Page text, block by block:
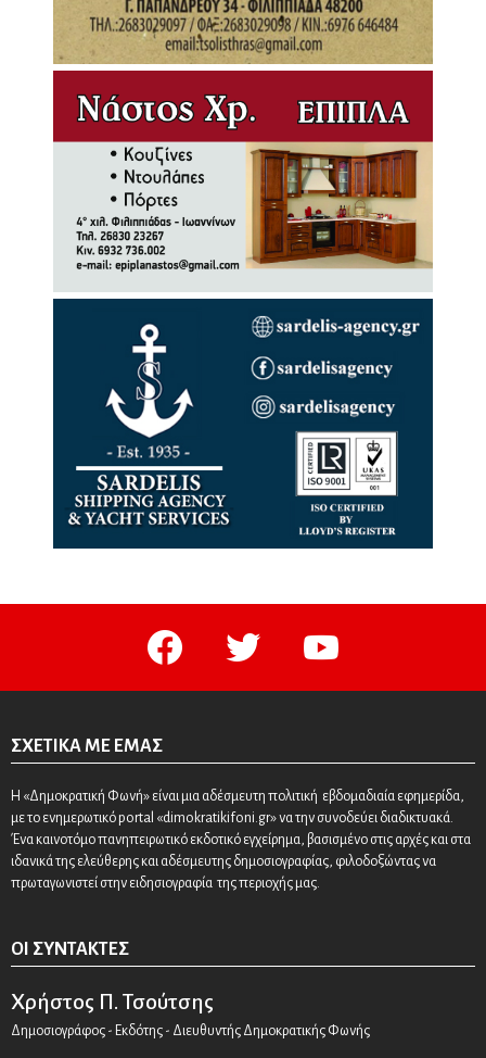
facebook twitter youtube
ΣΧΕΤΙΚΆ ΜΕ ΕΜΆΣ
Η «Δημοκρατική Φωνή» είναι μια αδέσμευτη πολιτική εβδομαδιαία εφημερίδα,
με το ενημερωτικό portal «dimokratikifoni.gr» να την συνοδεύει διαδικτυακά.
Ένα καινοτόμο πανηπειρωτικό εκδοτικό εγχείρημα, βασισμένο στις αρχές και στα
ιδανικά της ελεύθερης και αδέσμευτης δημοσιογραφίας, φιλοδοξώντας να
πρωταγωνιστεί στην ειδησιογραφία της περιοχής μας.
ΟΙ ΣΥΝΤΆΚΤΕΣ
Χρήστος Π. Τσούτσης
Δημοσιογράφος - Εκδότης - Διευθυντής Δημοκρατικής Φωνής